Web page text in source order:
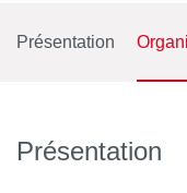
Présentation
Présentation